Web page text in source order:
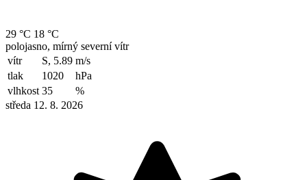
29 °C 18 °C
polojasno, mírný severní vítr
vítr
S, 5.89 m/s
tlak
1020
hPa
vlhkost 35
%
středa 12. 8. 2026